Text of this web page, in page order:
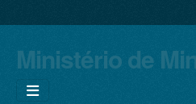
Ministério de